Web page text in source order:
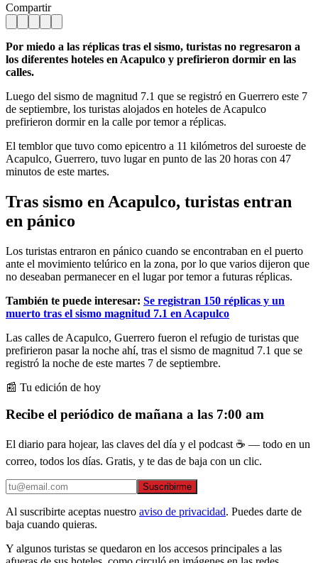
Compartir
Por miedo a las réplicas tras el sismo, turistas no regresaron a
los diferentes hoteles en Acapulco y prefirieron dormir en las
calles.
Luego del sismo de magnitud 7.1 que se registró en Guerrero este 7
de septiembre, los turistas alojados en hoteles de Acapulco
prefirieron dormir en la calle por temor a réplicas.
El temblor que tuvo como epicentro a 11 kilómetros del suroeste de
Acapulco, Guerrero, tuvo lugar en punto de las 20 horas con 47
minutos de este martes.
Tras sismo en Acapulco, turistas entran
en pánico
Los turistas entraron en pánico cuando se encontraban en el puerto
ante el movimiento telúrico en la zona, por lo que varios dijeron que
no deseaban permanecer en el lugar por temor a futuras réplicas.
También te puede interesar: Se registran 150 réplicas y un
muerto tras el sismo magnitud 7.1 en Acapulco
Las calles de Acapulco, Guerrero fueron el refugio de turistas que
prefirieron pasar la noche ahí, tras el sismo de magnitud 7.1 que se
registró la noche de este martes 7 de septiembre.
📰 Tu edición de hoy
Recibe el periódico de mañana a las 7:00 am
El diario para hojear, las claves del día y el podcast ☕ — todo en un
correo, todos los días. Gratis, y te das de baja con un clic.
Suscribirme
Al suscribirte aceptas nuestro aviso de privacidad. Puedes darte de
baja cuando quieras.
Y algunos turistas se quedaron en los accesos principales a las